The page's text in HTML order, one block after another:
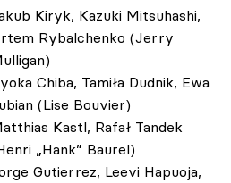
Kiryk, Kazuki Mitsuhashi,
Rybalchenko (Jerry
Chiba, Tamiła Dudnik, Ewa
(Lise Bouvier)
Kastl, Rafał Tandek
„Hank” Baurel)
Gutierrez, Leevi Hapuoja,